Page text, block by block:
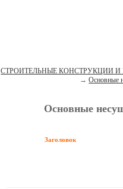
СТРОИТЕЛЬНЫЕ КОНСТРУКЦИИ И
→Основные
Основные
Заголовок